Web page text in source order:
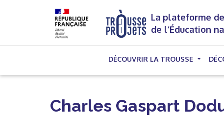
La plateforme
de l’Éducation
DÉCOUVRIR LA TROUSSE
Charles Gaspart